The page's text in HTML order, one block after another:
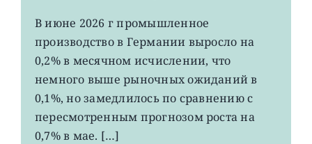
EWG:
рост
промпроизводства
Германии
до
0,2%
В июне 2026 г промышленное
производство в Германии выросло на
0,2% в месячном исчислении, что
немного выше рыночных ожиданий в
0,1%, но замедлилось по сравнению с
пересмотренным прогнозом роста на
0,7% в мае. […]